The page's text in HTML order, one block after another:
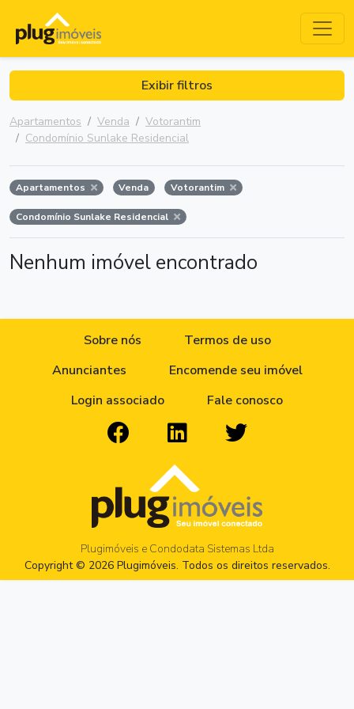
Exibir filtros
Apartamentos Venda
Votorantim
Condomínio Sunlake Residencial
Apartamentos Venda Votorantim
Condomínio Sunlake Residencial
Nenhum imóvel encontrado
Sobre nós
Termos de uso
Anunciantes
Encomende seu imóvel
Login associado
Fale conosco
Plugimóveis e Condodata Sistemas Ltda
Copyright © 2026 Plugimóveis. Todos os direitos reservados.